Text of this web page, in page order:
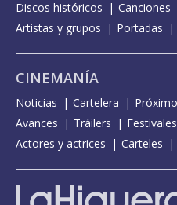
Discos históricos
Canciones
Artistas y grupos
Portadas
CINEMANÍA
Noticias Cartelera
Avances
Tráilers
Actores y actrices
Carteles